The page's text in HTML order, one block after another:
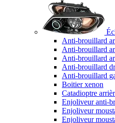
Anti-brouillard
Anti-brouillard
Anti-brouillard
Anti-brouillard
Anti-brouillard
Boitier xenon
Catadioptre
Enjoliveur anti-
Enjoliveur
Enjoliveur